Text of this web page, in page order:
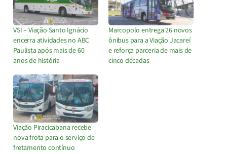
VSI – Viação Santo Ignácio
encerra atividades no ABC
Paulista após mais de 60
anos de história
Marcopolo entrega 26 novos
ônibus para a Viação Jacareí
e reforça parceria de mais de
cinco décadas
Viação Piracicabana recebe
nova frota para o serviço de
fretamento contínuo